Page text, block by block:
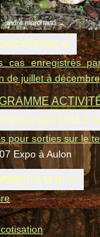
cas enregistrés
de juillet à
et ACTIVITÉS
pour sorties sur le
Expo à Aulon
L'A.M.B.